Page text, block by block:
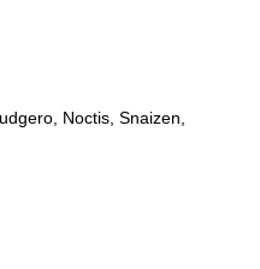
Noctis, Snaizen,